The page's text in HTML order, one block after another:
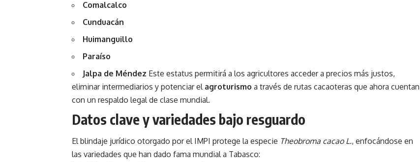
Comalcalco
Cunduacán
Huimanguillo
Paraíso
Jalpa de Méndez Este estatus permitirá a los agricultores acceder a precios más justos,
eliminar intermediarios y potenciar el agroturismo a través de rutas cacaoteras que ahora cuentan
con un respaldo legal de clase mundial.
Datos clave y variedades bajo resguardo
El blindaje jurídico otorgado por el IMPI protege la especie Theobroma cacao L., enfocándose en
las variedades que han dado fama mundial a Tabasco: